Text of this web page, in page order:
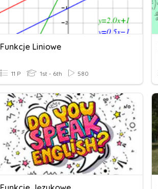
Funkcje Liniowe
11 P 1st - 6th 580